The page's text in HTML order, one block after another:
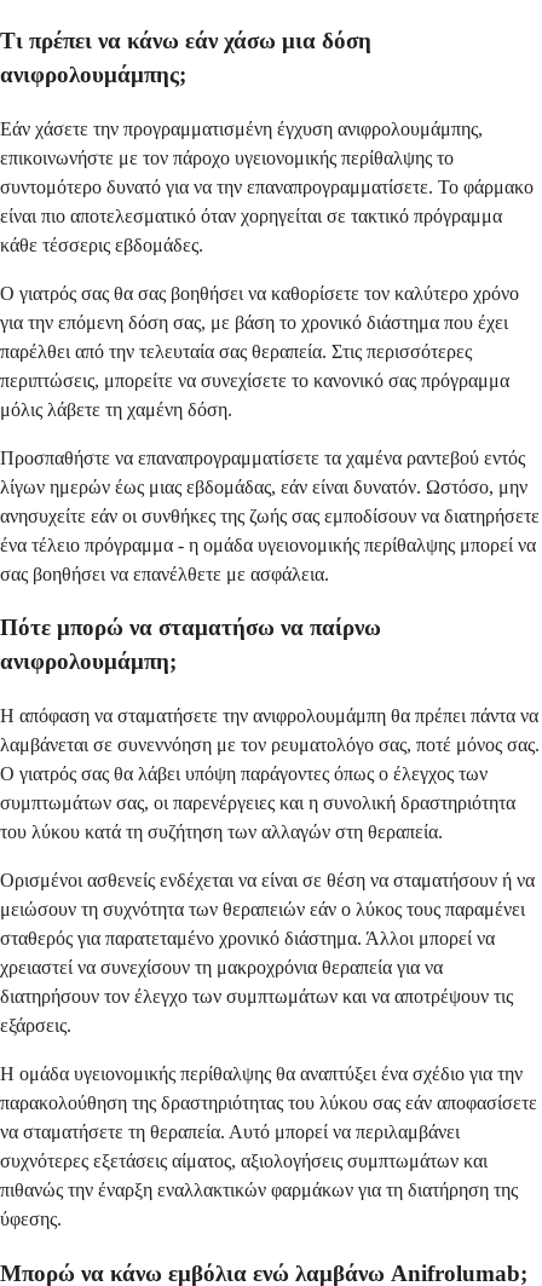
Τι πρέπει να κάνω εάν χάσω μια δόση
ανιφρολουμάμπης;
Εάν χάσετε την προγραμματισμένη έγχυση ανιφρολουμάμπης,
επικοινωνήστε με τον πάροχο υγειονομικής περίθαλψης το
συντομότερο δυνατό για να την επαναπρογραμματίσετε. Το φάρμακο
είναι πιο αποτελεσματικό όταν χορηγείται σε τακτικό πρόγραμμα
κάθε τέσσερις εβδομάδες.
Ο γιατρός σας θα σας βοηθήσει να καθορίσετε τον καλύτερο χρόνο
για την επόμενη δόση σας, με βάση το χρονικό διάστημα που έχει
παρέλθει από την τελευταία σας θεραπεία. Στις περισσότερες
περιπτώσεις, μπορείτε να συνεχίσετε το κανονικό σας πρόγραμμα
μόλις λάβετε τη χαμένη δόση.
Προσπαθήστε να επαναπρογραμματίσετε τα χαμένα ραντεβού εντός
λίγων ημερών έως μιας εβδομάδας, εάν είναι δυνατόν. Ωστόσο, μην
ανησυχείτε εάν οι συνθήκες της ζωής σας εμποδίσουν να διατηρήσετε
ένα τέλειο πρόγραμμα - η ομάδα υγειονομικής περίθαλψης μπορεί να
σας βοηθήσει να επανέλθετε με ασφάλεια.
Πότε μπορώ να σταματήσω να παίρνω
ανιφρολουμάμπη;
Η απόφαση να σταματήσετε την ανιφρολουμάμπη θα πρέπει πάντα να
λαμβάνεται σε συνεννόηση με τον ρευματολόγο σας, ποτέ μόνος σας.
Ο γιατρός σας θα λάβει υπόψη παράγοντες όπως ο έλεγχος των
συμπτωμάτων σας, οι παρενέργειες και η συνολική δραστηριότητα
του λύκου κατά τη συζήτηση των αλλαγών στη θεραπεία.
Ορισμένοι ασθενείς ενδέχεται να είναι σε θέση να σταματήσουν ή να
μειώσουν τη συχνότητα των θεραπειών εάν ο λύκος τους παραμένει
σταθερός για παρατεταμένο χρονικό διάστημα. Άλλοι μπορεί να
χρειαστεί να συνεχίσουν τη μακροχρόνια θεραπεία για να
διατηρήσουν τον έλεγχο των συμπτωμάτων και να αποτρέψουν τις
εξάρσεις.
Η ομάδα υγειονομικής περίθαλψης θα αναπτύξει ένα σχέδιο για την
παρακολούθηση της δραστηριότητας του λύκου σας εάν αποφασίσετε
να σταματήσετε τη θεραπεία. Αυτό μπορεί να περιλαμβάνει
συχνότερες εξετάσεις αίματος, αξιολογήσεις συμπτωμάτων και
πιθανώς την έναρξη εναλλακτικών φαρμάκων για τη διατήρηση της
ύφεσης.
Μπορώ να κάνω εμβόλια ενώ λαμβάνω Anifrolumab;